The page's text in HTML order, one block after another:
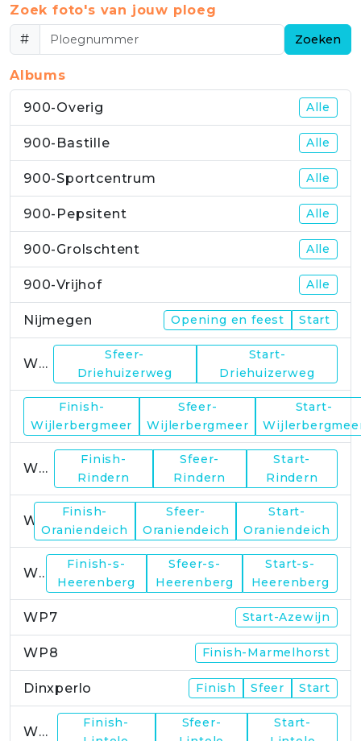
Zoek foto's van jouw ploeg
#
Zoeken
Albums
900-Overig Alle
900-Bastille Alle
900-Sportcentrum Alle
900-Pepsitent Alle
900-Grolschtent Alle
900-Vrijhof Alle
Nijmegen Opening en feest Start
WP1
Sfeer-
Driehuizerweg
Start-
Driehuizerweg
Finish-
Wijlerbergmeer
Sfeer-
Wijlerbergmeer
Start-
WP4
Finish-
Rindern
Sfeer-
Rindern
Start-
Rindern
Finish-
Oraniendeich
Sfeer-
Oraniendeich
Start-
Oraniendeich
WP6
Finish-s-
Heerenberg
Sfeer-s-
Heerenberg
Start-s-
Heerenberg
WP7 Start-Azewijn
WP8 Finish-Marmelhorst
Dinxperlo Finish Sfeer Start
WP11
Finish-
Sfeer-
Start-